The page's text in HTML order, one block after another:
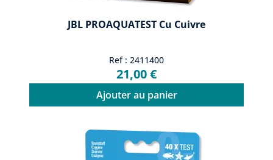
JBL PROAQUATEST Cu Cuivre
Ref : 2411400
21,00 €
Ajouter au panier